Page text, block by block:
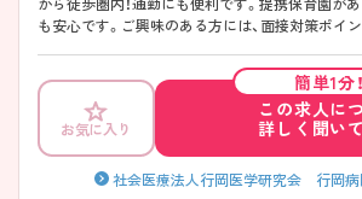
も安心です。ご興味のある方には、面接対策ポイ
お気に入り
簡単1分！
この求人に
詳しく聞い
社会医療法人行岡医学研究会 行岡